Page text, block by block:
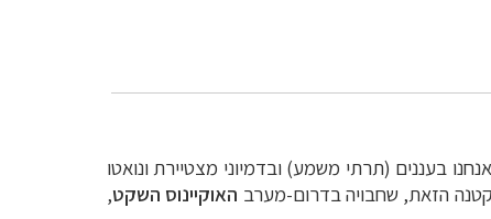
אנחנו בעננים (תרתי משמע) ובדמיוני מצטיירת ונואטו
הזאת, שחבויה בדרום-מערב האוקיינוס השקט,